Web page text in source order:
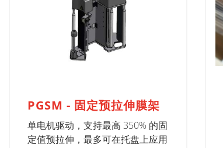
PGSM - 固定预拉伸膜架
单电机驱动，支持最高 350% 的固
定值预拉伸，最多可在托盘上应用